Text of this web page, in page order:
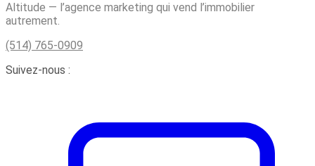
Altitude — l’agence marketing qui vend l’immobilier
autrement.
(514) 765-0909
Suivez-nous :